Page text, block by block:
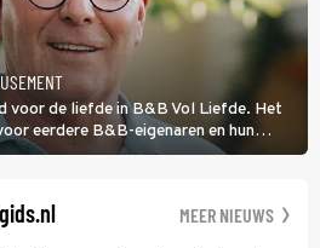
voor de liefde in B&B Vol Liefde. Het
eerdere B&B-eigenaren en hun
gastenverblijf in Spanje. De 62-jarige
MEER NIEUWS